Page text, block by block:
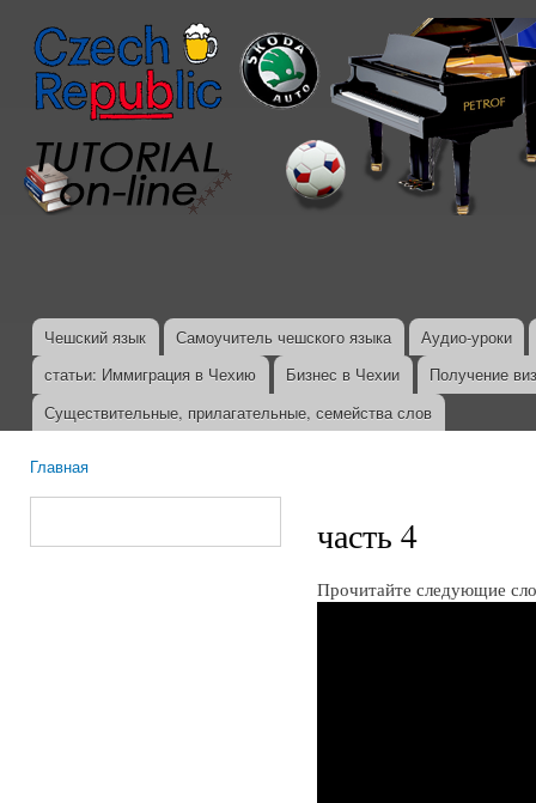
Главное меню
Чешский язык Самоучитель чешского языка
Аудио-уроки
статьи: Иммиграция в Чехию
Бизнес в Чехии
Получение
Существительные, прилагательные, семейства слов
Главная
часть 4
Прочитайте следующие